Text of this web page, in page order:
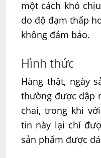
một cách khó
do độ đạm thấp
không đảm bảo.
Hình thức
Hàng thật, ngày
thường được dập
chai, trong khi
tin này lại chỉ
sản phẩm được